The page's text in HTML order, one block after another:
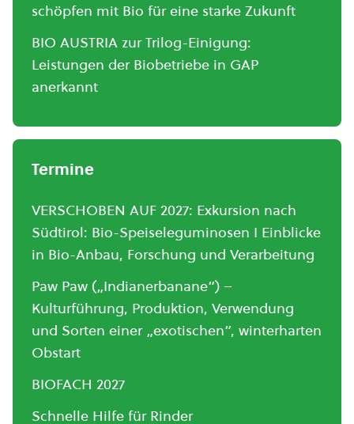
schöpfen mit Bio für eine starke Zukunft
BIO AUSTRIA zur Trilog-Einigung:
Leistungen der Biobetriebe in GAP
anerkannt
Termine
VERSCHOBEN AUF 2027: Exkursion nach
Südtirol: Bio-Speiseleguminosen I Einblicke
in Bio-Anbau, Forschung und Verarbeitung
Paw Paw („Indianerbanane“) –
Kulturführung, Produktion, Verwendung
und Sorten einer „exotischen“, winterharten
Obstart
BIOFACH 2027
Schnelle Hilfe für Rinder